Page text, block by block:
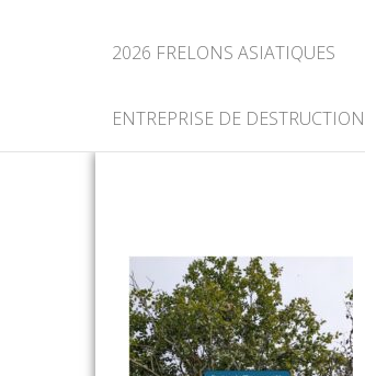
2026 FRELONS ASIATIQUES
ENTREPRISE DE